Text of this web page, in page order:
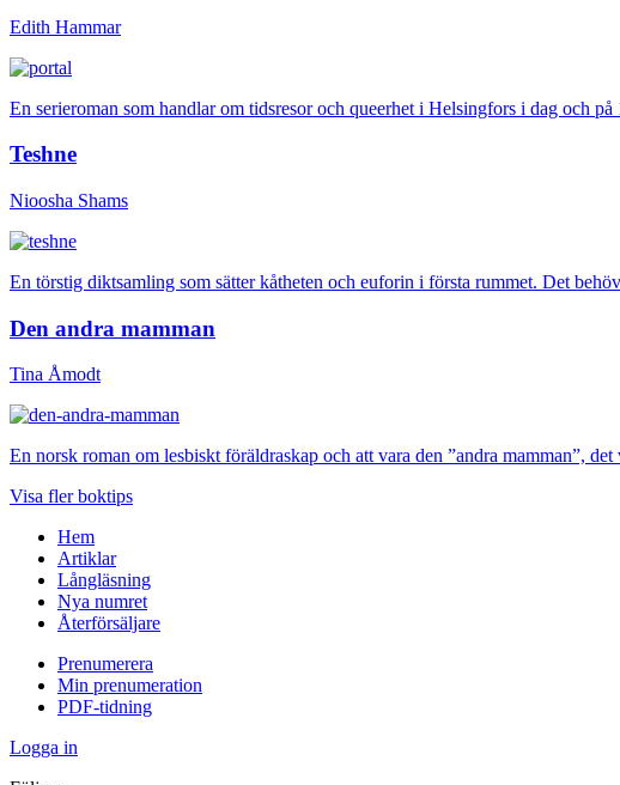
Edith Hammar
En serieroman som handlar om tidsresor och queerhet i Helsingfors i dag och
Teshne
Nioosha Shams
En törstig diktsamling som sätter kåtheten och euforin i första rummet. Det
Den andra mamman
Tina Åmodt
En norsk roman om lesbiskt föräldraskap och att vara den ”andra mamman”,
Visa fler boktips
Hem
Artiklar
Långläsning
Nya numret
Återförsäljare
Prenumerera
Min prenumeration
PDF-tidning
Logga in